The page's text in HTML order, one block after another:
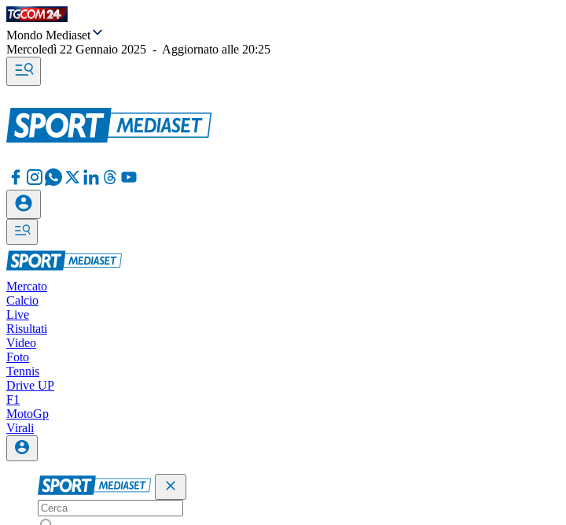
Mondo Mediaset
Mercoledì 22 Gennaio 2025 - Aggiornato alle 20:25
Mercato
Calcio
Live
Risultati
Video
Foto
Tennis
Drive UP
F1
MotoGp
Virali